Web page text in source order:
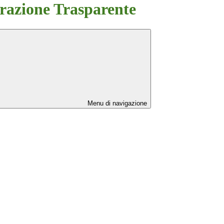
Trasparente
Menu di navigazione